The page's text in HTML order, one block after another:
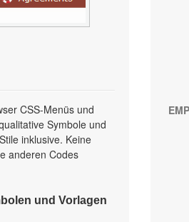
CSS-Menüs und
Symbole und
inklusive. Keine
anderen Codes
und Vorlagen